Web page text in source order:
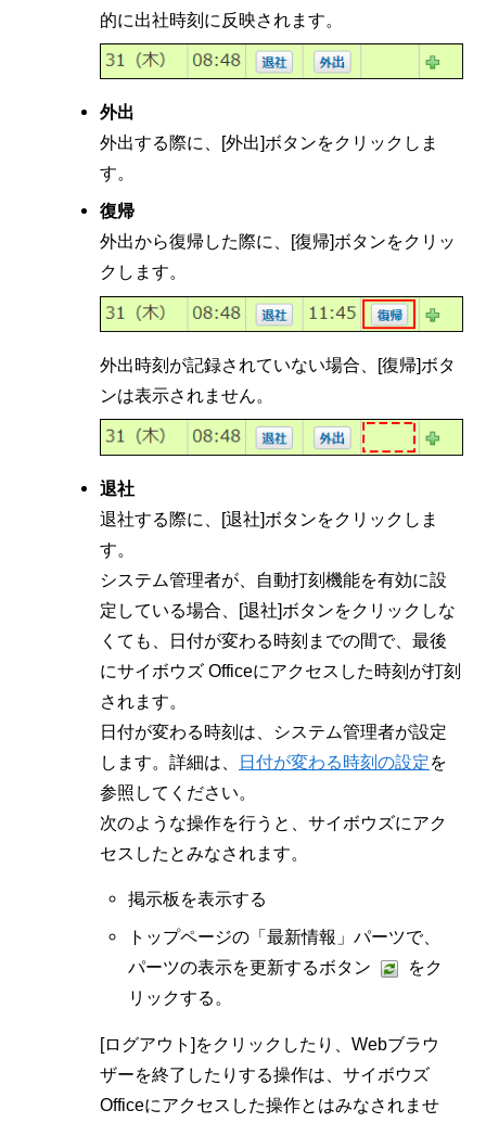
的に出社時刻に反映されます。
外出
外出する際に、[外出]ボタンをクリックしま
す。
復帰
外出から復帰した際に、[復帰]ボタンをクリッ
クします。
外出時刻が記録されていない場合、[復帰]ボタ
ンは表示されません。
退社
退社する際に、[退社]ボタンをクリックしま
す。
システム管理者が、自動打刻機能を有効に設
定している場合、[退社]ボタンをクリックしな
くても、日付が変わる時刻までの間で、最後
にサイボウズ Officeにアクセスした時刻が打刻
されます。
日付が変わる時刻は、システム管理者が設定
します。詳細は、
日付が変わる時刻の設定を
参照してください。
次のような操作を行うと、サイボウズにアク
セスしたとみなされます。
掲示板を表示する
トップページの「最新情報」パーツで、
パーツの表示を更新するボタン
をク
リックする。
[ログアウト]をクリックしたり、Webブラウ
ザーを終了したりする操作は、サイボウズ
Officeにアクセスした操作とはみなされませ